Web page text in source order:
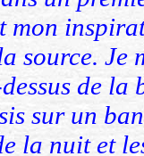
mon
source.
de la
sur un
la nuit et